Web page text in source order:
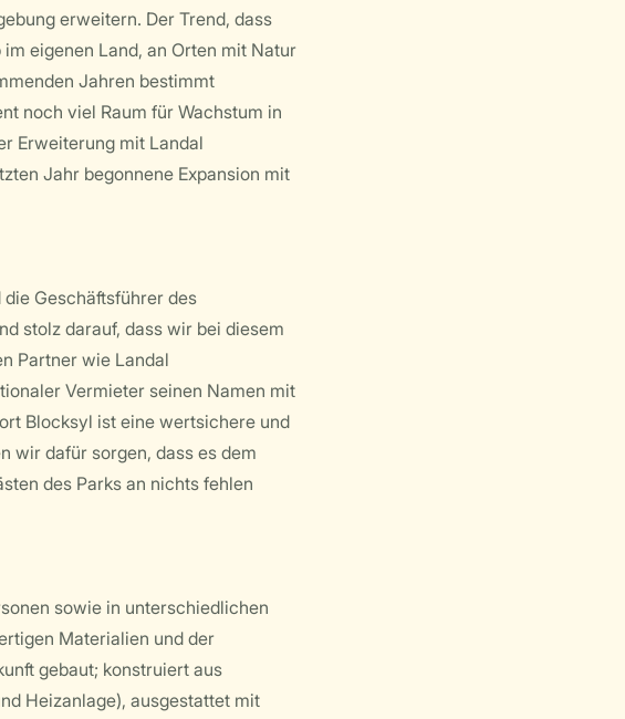
erweitern. Der Trend, dass
eigenen Land, an Orten mit Natur
Jahren bestimmt
noch viel Raum für Wachstum in
Erweiterung mit Landal
Jahr begonnene Expansion mit
Geschäftsführer des
stolz darauf, dass wir bei diesem
Partner wie Landal
Vermieter seinen Namen mit
Blocksyl ist eine wertsichere und
wir dafür sorgen, dass es dem
des Parks an nichts fehlen
sowie in unterschiedlichen
Materialien und der
gebaut; konstruiert aus
Heizanlage), ausgestattet mit